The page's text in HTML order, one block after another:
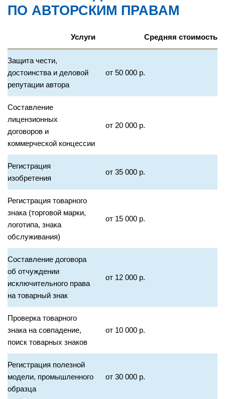
ПО АВТОРСКИМ ПРАВАМ
Услуги Средняя стоимость
Защита чести,
достоинства и деловой
репутации автора
от 50 000 р.
Составление
лицензионных
договоров и
коммерческой концессии
от 20 000 р.
Регистрация
изобретения
от 35 000 р.
Регистрация товарного
знака (торговой марки,
логотипа, знака
обслуживания)
от 15 000 р.
Составление договора
об отчуждении
исключительного права
на товарный знак
от 12 000 р.
Проверка товарного
знака на совпадение,
поиск товарных знаков
от 10 000 р.
Регистрация полезной
модели, промышленного
образца
от 30 000 р.